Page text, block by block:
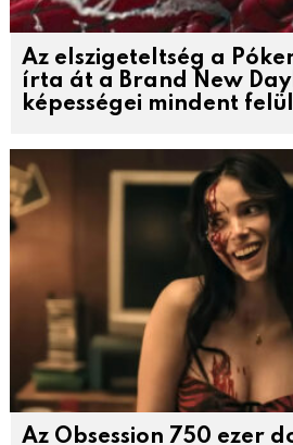
Az elszigeteltség a
írta át a Brand New
képességei mindent
Az Obsession 750 ezer